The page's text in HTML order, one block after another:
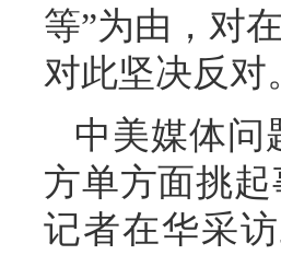
等”为由，对
对此坚决反对
中美媒体问
方单方面挑
记者在华采